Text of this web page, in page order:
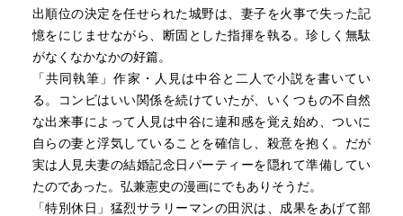
●一日だけの殺し屋
違われてヤクザ事務所に連れていかれるサラリーマン。殺
しの依頼内容を聞いてしまい、今さら人違いとは言えなく
なる…。
出順位の決定を任せられた城野は、妻子を火事で失った記
憶をにじませながら、断固とした指揮を執る。珍しく無駄
がなくなかなかの好篇。
「共同執筆」作家・人見は中谷と二人で小説を書いてい
る。コンビはいい関係を続けていたが、いくつもの不自然
な出来事によって人見は中谷に違和感を覚え始め、ついに
自らの妻と浮気していることを確信し、殺意を抱く。だが
実は人見夫妻の結婚記念日パーティーを隠れて準備してい
たのであった。弘兼憲史の漫画にでもありそうだ。
「特別休日」猛烈サラリーマンの田沢は、成果をあげて部